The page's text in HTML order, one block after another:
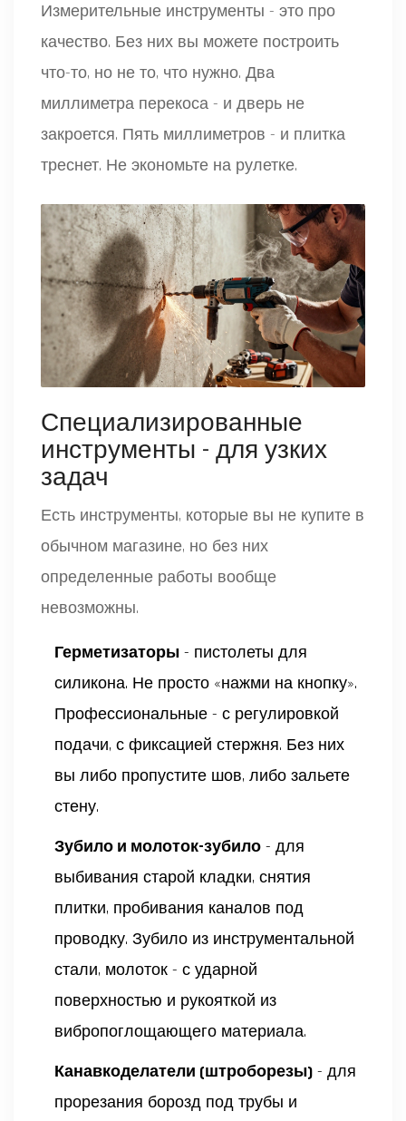
Измерительные инструменты - это про
качество. Без них вы можете построить
что-то, но не то, что нужно. Два
миллиметра перекоса - и дверь не
закроется. Пять миллиметров - и плитка
треснет. Не экономьте на рулетке.
Специализированные
инструменты - для узких
задач
Есть инструменты, которые вы не купите в
обычном магазине, но без них
определенные работы вообще
невозможны.
Герметизаторы - пистолеты для
силикона. Не просто «нажми на кнопку».
Профессиональные - с регулировкой
подачи, с фиксацией стержня. Без них
вы либо пропустите шов, либо зальете
стену.
Зубило и молоток-зубило - для
выбивания старой кладки, снятия
плитки, пробивания каналов под
проводку. Зубило из инструментальной
стали, молоток - с ударной
поверхностью и рукояткой из
вибропоглощающего материала.
Канавкоделатели (штроборезы) - для
прорезания борозд под трубы и